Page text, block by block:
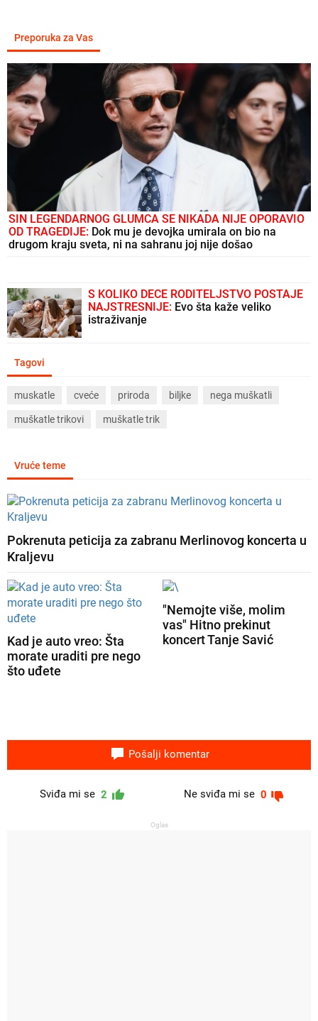
Preporuka za Vas
SIN LEGENDARNOG GLUMCA SE NIKADA NIJE OPORAVIO
OD TRAGEDIJE: Dok mu je devojka umirala on bio na
drugom kraju sveta, ni na sahranu joj nije došao
S KOLIKO DECE RODITELJSTVO POSTAJE
NAJSTRESNIJE: Evo šta kaže veliko
istraživanje
Tagovi
muskatle cveće priroda biljke nega muškatli
muškatle trikovi muškatle trik
Vruće teme
Pokrenuta peticija za zabranu Merlinovog koncerta u
Kraljevu
Kad je auto vreo: Šta
morate uraditi pre nego
što uđete
"Nemojte više, molim
vas" Hitno prekinut
koncert Tanje Savić
Pošalji komentar
Sviđa mi se 2 Ne sviđa mi se 0
Oglas